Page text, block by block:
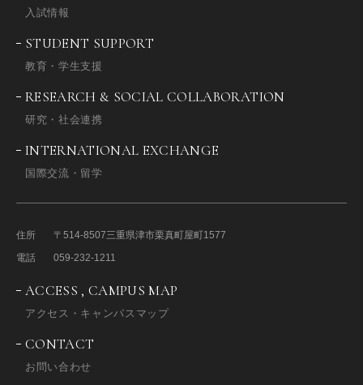
入試情報
STUDENT SUPPORT
教育・学生支援
RESEARCH & SOCIAL COLLABORATION
研究・社会連携
INTERNATIONAL EXCHANGE
国際交流・留学
住所 〒514-8507三重県津市栗真町屋町1577
電話
059-232-1211
ACCESS , CAMPUS MAP
アクセス・キャンパスマップ
CONTACT
お問い合わせ